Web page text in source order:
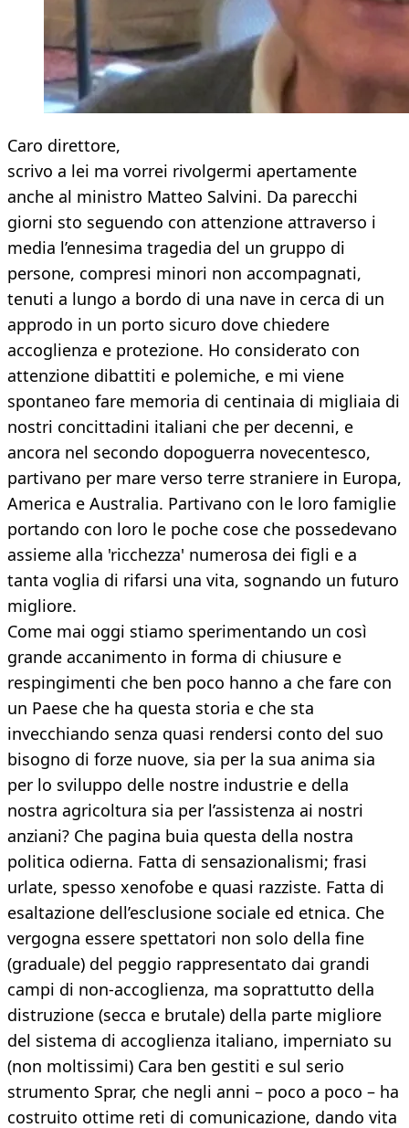
Caro direttore,
scrivo a lei ma vorrei rivolgermi apertamente
anche al ministro Matteo Salvini. Da parecchi
giorni sto seguendo con attenzione attraverso i
media l’ennesima tragedia del un gruppo di
persone, compresi minori non accompagnati,
tenuti a lungo a bordo di una nave in cerca di un
approdo in un porto sicuro dove chiedere
accoglienza e protezione. Ho considerato con
attenzione dibattiti e polemiche, e mi viene
spontaneo fare memoria di centinaia di migliaia di
nostri concittadini italiani che per decenni, e
ancora nel secondo dopoguerra novecentesco,
partivano per mare verso terre straniere in Europa,
America e Australia. Partivano con le loro famiglie
portando con loro le poche cose che possedevano
assieme alla 'ricchezza' numerosa dei figli e a
tanta voglia di rifarsi una vita, sognando un futuro
migliore.
Come mai oggi stiamo sperimentando un così
grande accanimento in forma di chiusure e
respingimenti che ben poco hanno a che fare con
un Paese che ha questa storia e che sta
invecchiando senza quasi rendersi conto del suo
bisogno di forze nuove, sia per la sua anima sia
per lo sviluppo delle nostre industrie e della
nostra agricoltura sia per l’assistenza ai nostri
anziani? Che pagina buia questa della nostra
politica odierna. Fatta di sensazionalismi; frasi
urlate, spesso xenofobe e quasi razziste. Fatta di
esaltazione dell’esclusione sociale ed etnica. Che
vergogna essere spettatori non solo della fine
(graduale) del peggio rappresentato dai grandi
campi di non-accoglienza, ma soprattutto della
distruzione (secca e brutale) della parte migliore
del sistema di accoglienza italiano, imperniato su
(non moltissimi) Cara ben gestiti e sul serio
strumento Sprar, che negli anni – poco a poco – ha
costruito ottime reti di comunicazione, dando vita